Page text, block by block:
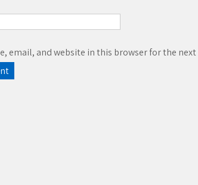
email, and website in this browser for the